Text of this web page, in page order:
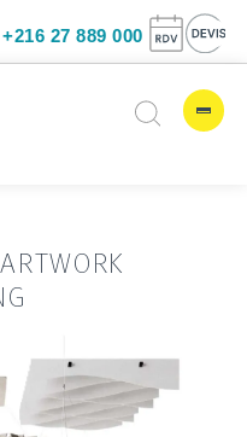
+216 27 889